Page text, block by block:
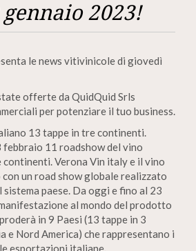
2023!
le news vitivinicole di giovedì
offerte da QuidQuid Srls
per potenziare il tuo business.
13 tappe in tre continenti.
11 roadshow del vino
Verona Vin italy e il vino
un road show globale realizzato
paese. Da oggi e fino al 23
al mondo del prodotto
in 9 Paesi (13 tappe in 3
e Nord America) che rappresentano i
esportazioni italiane.